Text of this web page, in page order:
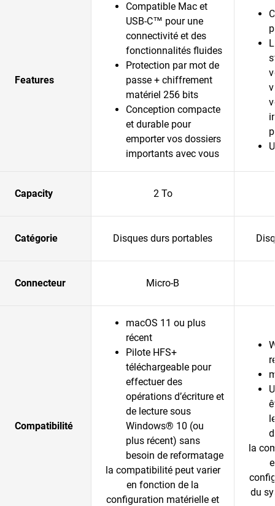
Features
Compatible Mac et
USB-C™ pour une
connectivité et des
fonctionnalités fluides
Protection par mot de
passe + chiffrement
matériel 256 bits
Conception compacte
et durable pour
emporter vos dossiers
importants avec vous
Capacity 2 To
Catégorie Disques durs portables
Connecteur Micro-B
Compatibilité
macOS 11 ou plus
récent
Pilote HFS+
téléchargeable pour
effectuer des
opérations d’écriture et
de lecture sous
Windows® 10 (ou
plus récent) sans
besoin de reformatage
la compatibilité peut varier
en fonction de la
configuration matérielle et
la
du